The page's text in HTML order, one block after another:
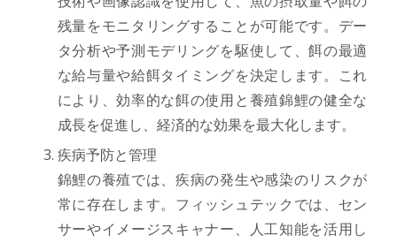
残量をモニタリングすることが可能です。デー
タ分析や予測モデリングを駆使して、餌の最適
な給与量や給餌タイミングを決定します。これ
により、効率的な餌の使用と養殖錦鯉の健全な
成長を促進し、経済的な効果を最大化します。
疾病予防と管理
錦鯉の養殖では、疾病の発生や感染のリスクが
常に存在します。フィッシュテックでは、セン
サーやイメージスキャナー、人工知能を活用し